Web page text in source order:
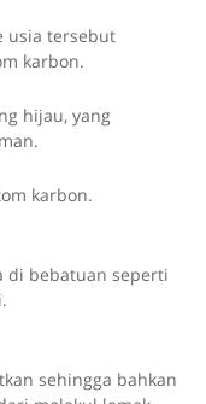
usia tersebut
karbon.
hijau, yang
karbon.
di bebatuan seperti
sehingga bahkan